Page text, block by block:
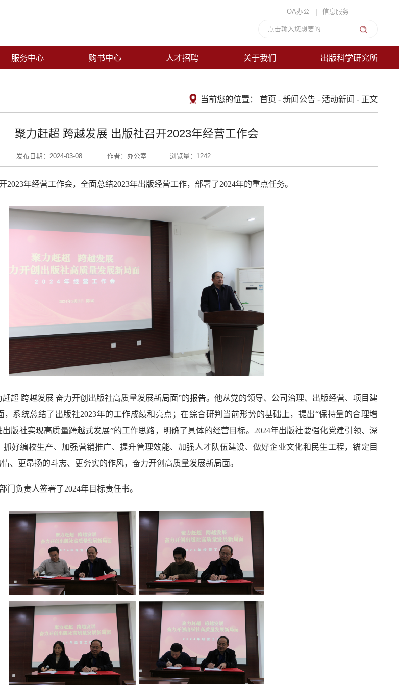
OA办公 | 信息服务
服务中心 购书中心 人才招聘 关于我们 出版科学研究所
当前您的位置： 首页 - 新闻公告 - 活动新闻 - 正文
聚力赶超 跨越发展 出版社召开2023年经营工作会
发布日期：2024-03-08 作者：办公室 浏览量： 1242
2023年经营工作会，全面总结2023年出版经营工作，部署了2024年的重点任务。
赶超 跨越发展 奋力开创出版社高质量发展新局面”的报告。他从党的领导、公司治理、出版经营、项目建
系统总结了出版社2023年的工作成绩和亮点；在综合研判当前形势的基础上，提出“保持量的合理增
版社实现高质量跨越式发展”的工作思路，明确了具体的经营目标。2024年出版社要强化党建引领、深
好编校生产、加强营销推广、提升管理效能、加强人才队伍建设、做好企业文化和民生工程，锚定目
、更昂扬的斗志、更务实的作风，奋力开创高质量发展新局面。
门负责人签署了2024年目标责任书。